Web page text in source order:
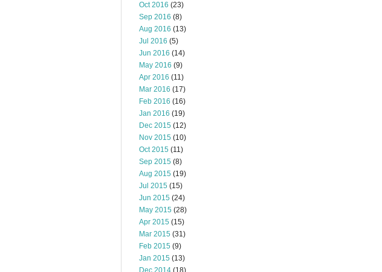
Oct 2016 (23)
Sep 2016 (8)
Aug 2016 (13)
Jul 2016 (5)
Jun 2016 (14)
May 2016 (9)
Apr 2016 (11)
Mar 2016 (17)
Feb 2016 (16)
Jan 2016 (19)
Dec 2015 (12)
Nov 2015 (10)
Oct 2015 (11)
Sep 2015 (8)
Aug 2015 (19)
Jul 2015 (15)
Jun 2015 (24)
May 2015 (28)
Apr 2015 (15)
Mar 2015 (31)
Feb 2015 (9)
Jan 2015 (13)
Dec 2014 (18)